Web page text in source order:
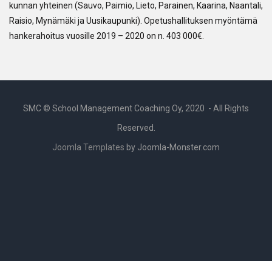
kunnan yhteinen (Sauvo, Paimio, Lieto, Parainen, Kaarina, Naantali,
Raisio, Mynämäki ja Uusikaupunki). Opetushallituksen myöntämä
hankerahoitus vuosille 2019 – 2020 on n. 403 000€.
SMC © School Management Coaching Oy, 2020 - All Rights
Reserved.
Joomla Templates by Joomla-Monster.com